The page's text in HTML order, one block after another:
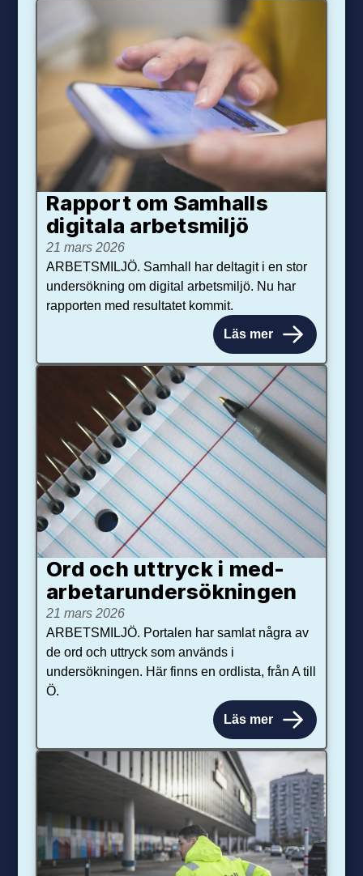
Rapport om Samhalls
digitala arbetsmiljö
21 mars 2026
ARBETSMILJÖ. Samhall har deltagit i en stor
undersökning om digital arbetsmiljö. Nu har
rapporten med resultatet kommit.
Läs mer
Ord och uttryck i med­­
arbetar­­under­sökningen
21 mars 2026
ARBETSMILJÖ. Portalen har samlat några av
de ord och uttryck som används i
undersökningen. Här finns en ordlista, från A till
Ö.
Läs mer